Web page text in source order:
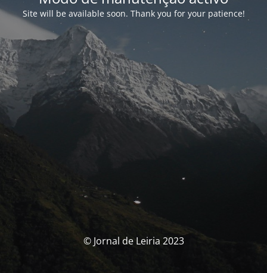
Site will be available soon. Thank you for your patience!
© Jornal de Leiria 2023